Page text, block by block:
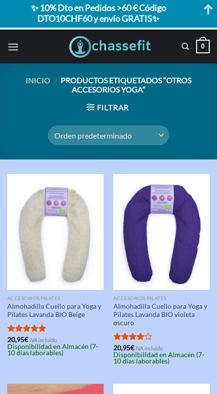
0
INICIO / PRODUCTOS ETIQUETADOS “OTROS
ACCESORIOS YOGA”
FILTRAR
ACCESORIOS PILATES
Almohadilla Cuello para Yoga y
Pilates Lavanda BIO Beige
Valorado
con5.00
de 5
20,95€ IVA incluido
Disponibilidad en Almacén (7-
10 días laborables)
ACCESORIOS PILATES
Almohadilla Cuello para Yoga y
Pilates Lavanda BIO violeta
oscuro
Valorado
con4.00
de 5
20,95€ IVA incluido
Disponibilidad en Almacén (7-
10 días laborables)
✨ 10% Dto en Pedidos >60 € Código
DTO10CHF60 y envío GRATIS✨